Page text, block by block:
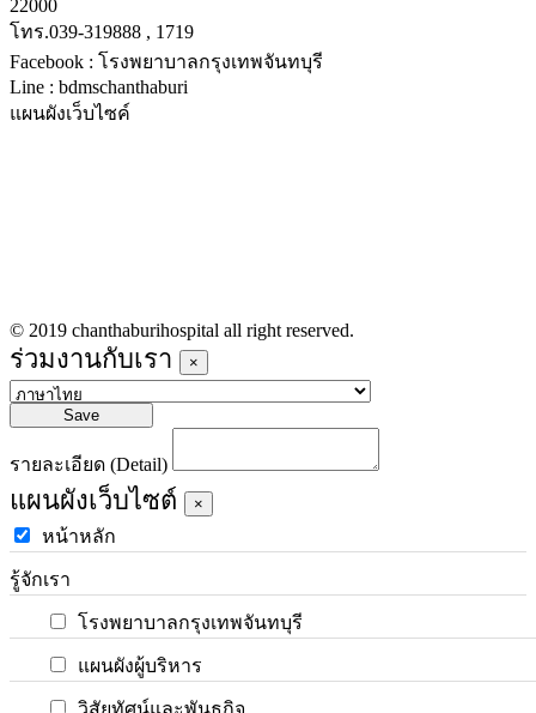
22000
โทร.039-319888 , 1719
Facebook : โรงพยาบาลกรุงเทพจันทบุรี
Line : bdmschanthaburi
แผนผังเว็บไซค์
© 2019 chanthaburihospital all right reserved.
ร่วมงานกับเรา ×
Save
รายละเอียด (Detail)
แผนผังเว็บไซต์ ×
หน้าหลัก
รู้จักเรา
โรงพยาบาลกรุงเทพจันทบุรี
แผนผังผู้บริหาร
วิสัยทัศน์และพันธกิจ